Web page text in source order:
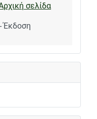
σελίδα
Έκδοση